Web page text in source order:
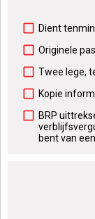
Dient
Originele
Twee lege,
Kopie
​BRP
bent van